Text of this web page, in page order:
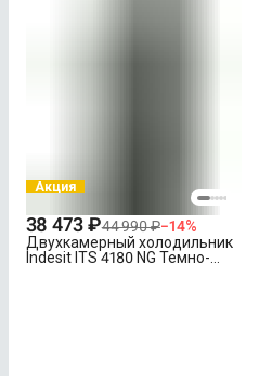
Акция
38 473 ₽44 990 ₽−14%
Двухкамерный холодильник
Indesit ITS 4180 NG Темно-